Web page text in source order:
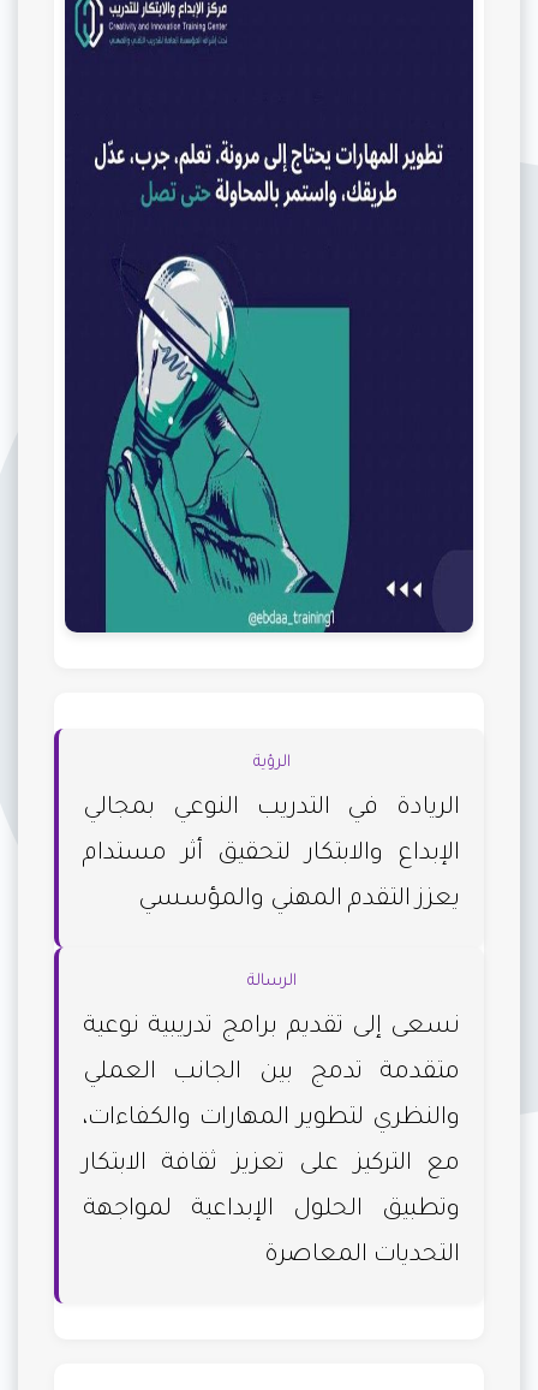
الرؤية
الريادة في التدريب النوعي بمجالي
الإبداع والابتكار لتحقيق أثر مستدام
يعزز التقدم المهني والمؤسسي
الرسالة
نسعى إلى تقديم برامج تدريبية نوعية
متقدمة تدمج بين الجانب العملي
والنظري لتطوير المهارات والكفاءات،
مع التركيز على تعزيز ثقافة الابتكار
وتطبيق الحلول الإبداعية لمواجهة
التحديات المعاصرة